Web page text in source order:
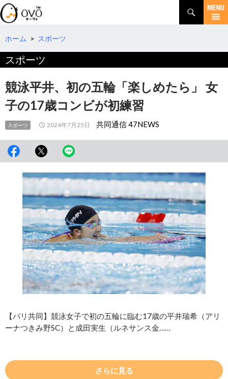
検
索
コ
テ
へ
移
動
ホーム > スポーツ
スポーツ
競泳平井、初の五輪「楽しめたら」 女
子の17歳コンビが初練習
スポーツ 2024年7月25日 共同通信 47NEWS
【パリ共同】競泳女子で初の五輪に臨む17歳の平井瑞希（アリ
ーナつきみ野SC）と成田実生（ルネサンス金……
さらに見る